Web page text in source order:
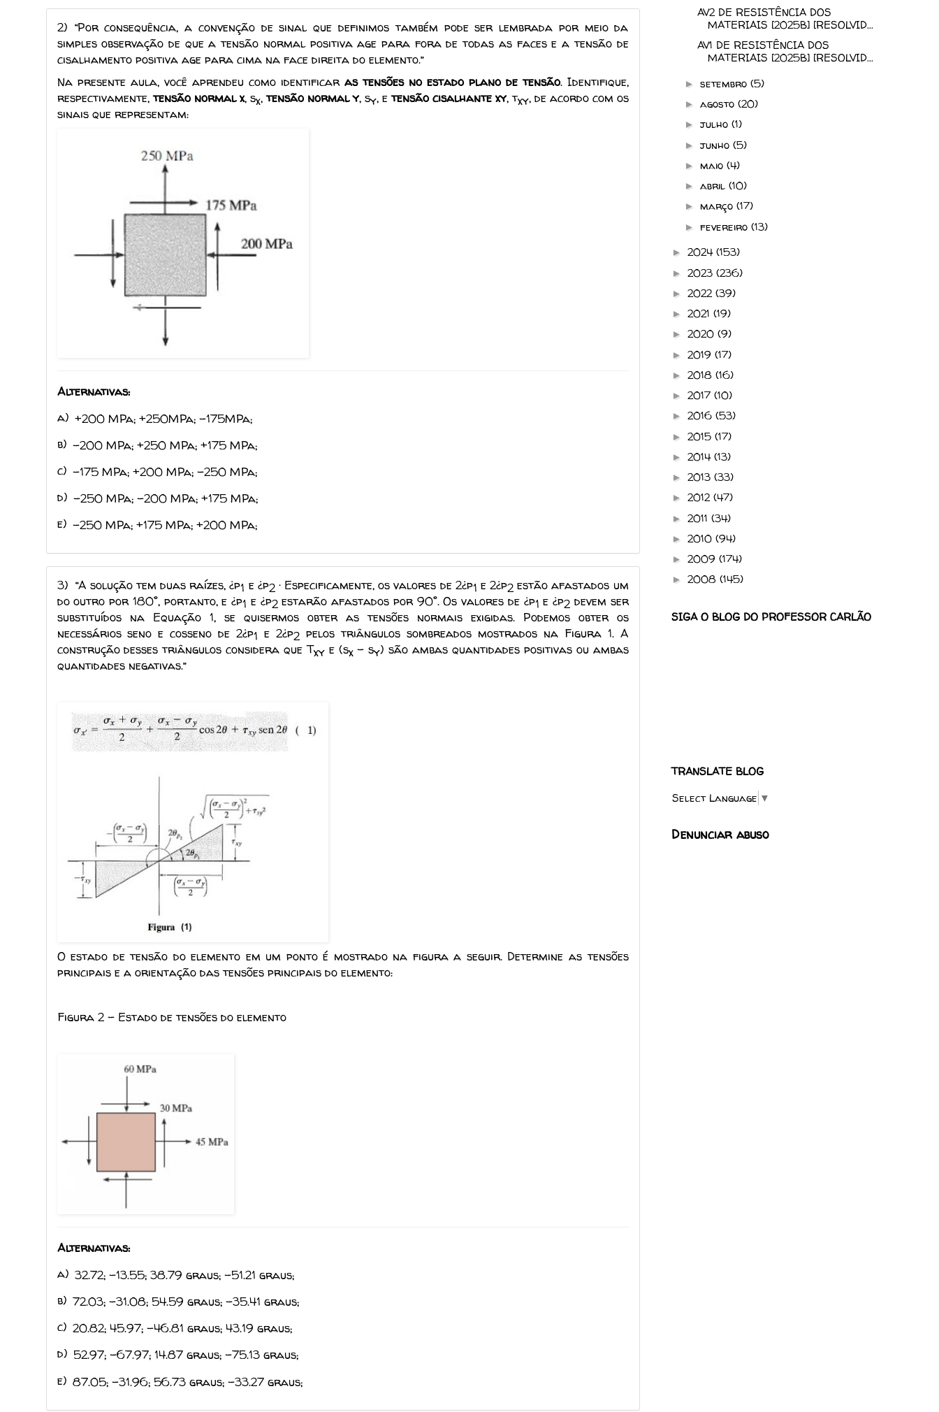
2) “Por consequência, a convenção de sinal que definimos também pode ser lembrada por meio da
simples observação de que a tensão normal positiva age para fora de todas as faces e a tensão de
cisalhamento positiva age para cima na face direita do elemento.”
Na presente aula, você aprendeu como identificar as tensões no estado plano de tensão. Identifique,
respectivamente,tensão normal x, sx,tensão normal y, sy, etensão cisalhante xy, txy, de acordo com os
sinais que representam:
Alternativas:
a) +200 MPa; +250MPa; -175MPa;
b) -200 MPa; +250 MPa; +175 MPa;
c) -175 MPa; +200 MPa; -250 MPa;
d) -250 MPa; -200 MPa; +175 MPa;
e) -250 MPa; +175 MPa; +200 MPa;
3) “A solução tem duas raízes, ¿p1 e ¿p2· Especificamente, os valores de 2¿p1 e 2¿p2 estão afastados um
do outro por 180°, portanto, e ¿p1 e ¿p2estarão afastados por 90°. Os valores de ¿p1 e ¿p2 devem ser
substituídos na Equação 1, se quisermos obter as tensões normais exigidas. Podemos obter os
necessários seno e cosseno de 2¿p1 e 2¿p2 pelos triângulos sombreados mostrados na Figura 1. A
construção desses triângulos considera que Txye (sx- sy) são ambas quantidades positivas ou ambas
quantidades negativas.”
O estado de tensão do elemento em um ponto é mostrado na figura a seguir. Determine as tensões
principais e a orientação das tensões principais do elemento:
Figura 2 - Estado de tensões do elemento
Alternativas:
a) 32.72; -13.55; 38.79 graus; -51.21 graus;
b) 72.03; -31.08; 54.59 graus; -35.41 graus;
c) 20.82; 45.97; -46.81 graus; 43.19 graus;
d) 52.97; -67.97; 14.87 graus; -75.13 graus;
e) 87.05; -31.96; 56.73 graus; -33.27 graus;
AV2 DE RESISTÊNCIA DOS
MATERIAIS [2025B] [RESOLVID...
AV1 DE RESISTÊNCIA DOS
MATERIAIS [2025B] [RESOLVID...
► setembro (5)
► agosto (20)
► julho (1)
► junho (5)
► maio (4)
► abril (10)
► março (17)
► fevereiro (13)
► 2024(153)
► 2023 (236)
► 2022(39)
► 2021 (19)
► 2020 (9)
► 2019 (17)
► 2018 (16)
► 2017 (10)
► 2016 (53)
► 2015 (17)
► 2014(13)
► 2013 (33)
► 2012(47)
► 2011 (34)
► 2010 (94)
► 2009 (174)
► 2008 (145)
SIGA O BLOG DO PROFESSOR CARLÃO
TRANSLATE BLOG
Select Language ▼
Denunciar abuso